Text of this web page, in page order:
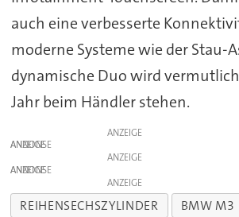
auch eine verbesserte
moderne Systeme wie der Stau-
dynamische Duo wird
Jahr beim Händler stehen.
ANZEIGE
ANZEIGE
ANZEIGE
ANZEIGE
ANZEIGE
REIHENSECHSZYLINDER
BMW M3